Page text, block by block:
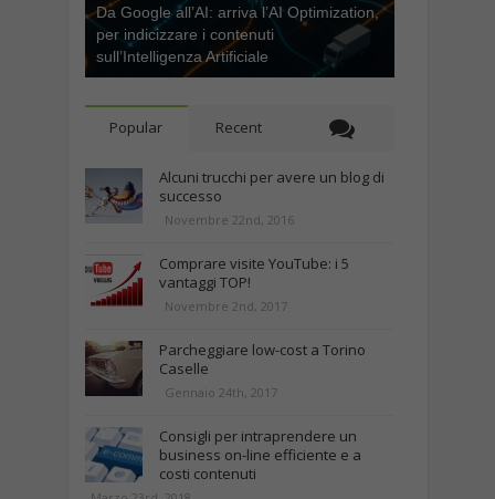
Da Google all’AI: arriva l’AI Optimization,
per indicizzare i contenuti
sull’Intelligenza Artificiale
Popular Recent
Alcuni trucchi per avere un blog di
successo
Novembre 22nd, 2016
Comprare visite YouTube: i 5
vantaggi TOP!
Novembre 2nd, 2017
Parcheggiare low-cost a Torino
Caselle
Gennaio 24th, 2017
Consigli per intraprendere un
business on-line efficiente e a
costi contenuti